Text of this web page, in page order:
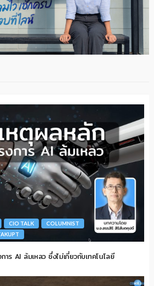
CIO TALK
COLUMNIST
ร AI ล้มเหลว ซึ่งไม่เกี่ยวกับเทคโนโลยี